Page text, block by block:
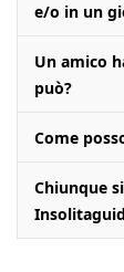
e/o in un
Un amico
può?
Come
Chiunque